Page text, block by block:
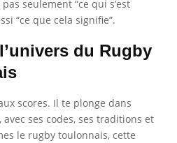
seulement “ce qui s’est
“ce que cela signifie”.
du Rugby
scores. Il te plonge dans
ses codes, ses traditions et
le rugby toulonnais, cette